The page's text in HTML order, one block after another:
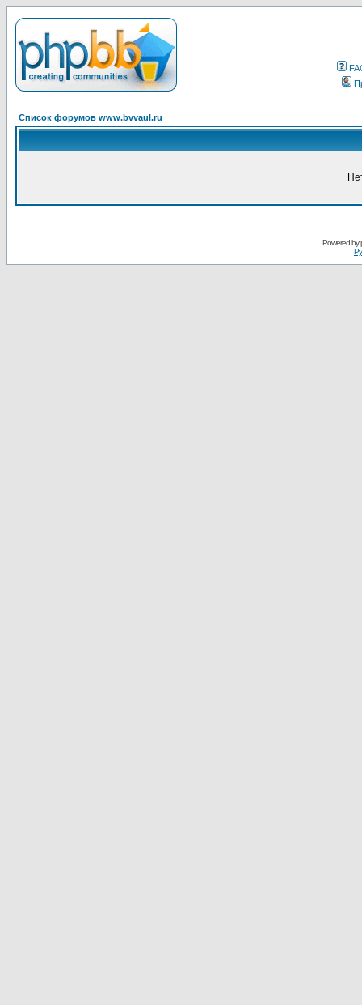
Список форумов www.bvvaul.ru
Powered by